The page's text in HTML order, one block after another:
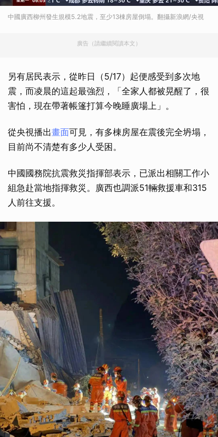
中國廣西柳州發生規模5.2地震，至少13棟房屋倒塌。翻攝新浪網/央視
廣告（請繼續閱讀本文）
另有居民表示，從昨日（5/17）起便感受到多次地
震，而凌晨的這起最強烈，「全家人都被晃醒了，很
害怕，現在帶著帳篷打算今晚睡廣場上」。
從央視播出畫面可見，有多棟房屋在震後完全坍塌，
目前尚不清楚有多少人受困。
中國國務院抗震救災指揮部表示，已派出相關工作小
組急赴當地指揮救災。廣西也調派51輛救援車和315
人前往支援。